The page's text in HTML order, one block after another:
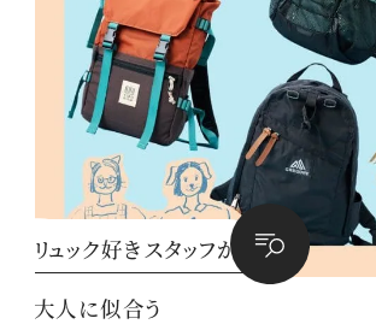
リュック好きスタッフが
大人に似合う